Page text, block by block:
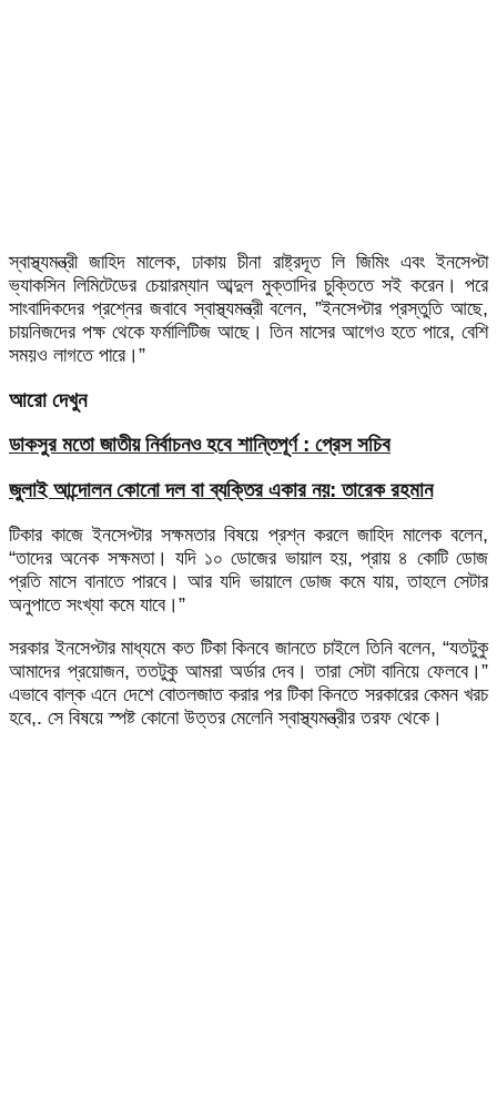
স্বাস্থ্যমন্ত্রী জাহিদ মালেক, ঢাকায় চীনা রাষ্ট্রদূত লি জিমিং এবং ইনসেপ্টা
ভ্যাকসিন লিমিটেডের চেয়ারম্যান আব্দুল মুক্তাদির চুক্তিতে সই করেন। পরে
সাংবাদিকদের প্রশ্নের জবাবে স্বাস্থ্যমন্ত্রী বলেন, ”ইনসেপ্টার প্রস্তুতি আছে,
চায়নিজদের পক্ষ থেকে ফর্মালিটিজ আছে। তিন মাসের আগেও হতে পারে, বেশি
সময়ও লাগতে পারে।”
আরো দেখুন
ডাকসুর মতো জাতীয় নির্বাচনও হবে শান্তিপূর্ণ : প্রেস সচিব
জুলাই আন্দোলন কোনো দল বা ব্যক্তির একার নয়: তারেক রহমান
টিকার কাজে ইনসেপ্টার সক্ষমতার বিষয়ে প্রশ্ন করলে জাহিদ মালেক বলেন,
“তাদের অনেক সক্ষমতা। যদি ১০ ডোজের ভায়াল হয়, প্রায় ৪ কোটি ডোজ
প্রতি মাসে বানাতে পারবে। আর যদি ভায়ালে ডোজ কমে যায়, তাহলে সেটার
অনুপাতে সংখ্যা কমে যাবে।”
সরকার ইনসেপ্টার মাধ্যমে কত টিকা কিনবে জানতে চাইলে তিনি বলেন, “যতটুকু
আমাদের প্রয়োজন, ততটুকু আমরা অর্ডার দেব। তারা সেটা বানিয়ে ফেলবে।”
এভাবে বাল্ক এনে দেশে বোতলজাত করার পর টিকা কিনতে সরকারের কেমন খরচ
হবে,. সে বিষয়ে স্পষ্ট কোনো উত্তর মেলেনি স্বাস্থ্যমন্ত্রীর তরফ থেকে।